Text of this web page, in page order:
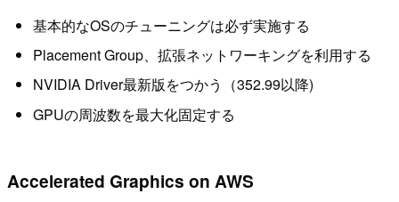
基本的なOSのチューニングは必ず実施する
Placement Group、拡張ネットワーキングを利用する
NVIDIA Driver最新版をつかう（352.99以降)
GPUの周波数を最大化固定する
Accelerated Graphics on AWS